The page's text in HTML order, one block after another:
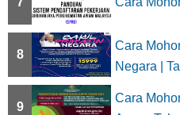
8
Cara
Negara |
9
Cara